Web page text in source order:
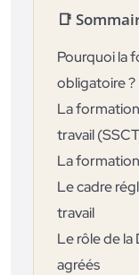
📑
Pourquoi la
obligatoire ?
La
travail
La
Le cadre
travail
Le rôle de la
agréés